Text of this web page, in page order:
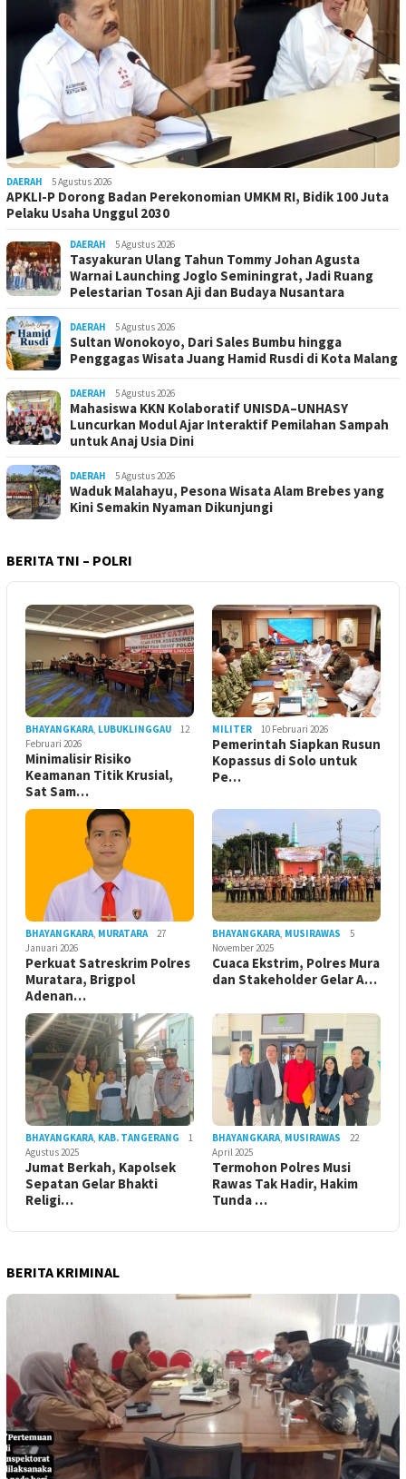
DAERAH 5 Agustus 2026
APKLI-P Dorong Badan Perekonomian UMKM RI, Bidik 100 Juta
Pelaku Usaha Unggul 2030
DAERAH 5 Agustus 2026
Tasyakuran Ulang Tahun Tommy Johan Agusta
Warnai Launching Joglo Seminingrat, Jadi Ruang
Pelestarian Tosan Aji dan Budaya Nusantara
DAERAH 5 Agustus 2026
Sultan Wonokoyo, Dari Sales Bumbu hingga
Penggagas Wisata Juang Hamid Rusdi di Kota Malang
DAERAH 5 Agustus 2026
Mahasiswa KKN Kolaboratif UNISDA–UNHASY
Luncurkan Modul Ajar Interaktif Pemilahan Sampah
untuk Anaj Usia Dini
DAERAH 5 Agustus 2026
Waduk Malahayu, Pesona Wisata Alam Brebes yang
Kini Semakin Nyaman Dikunjungi
BERITA TNI – POLRI
BHAYANGKARA, LUBUKLINGGAU
12
Februari 2026
Minimalisir Risiko
Keamanan Titik Krusial,
Sat Sam…
MILITER 10 Februari 2026
Pemerintah Siapkan Rusun
Kopassus di Solo untuk
Pe…
BHAYANGKARA, MURATARA
27
Januari 2026
Perkuat Satreskrim Polres
Muratara, Brigpol
Adenan…
BHAYANGKARA, MUSIRAWAS
5
November 2025
Cuaca Ekstrim, Polres Mura
dan Stakeholder Gelar A…
BHAYANGKARA, KAB. TANGERANG
1
Agustus 2025
Jumat Berkah, Kapolsek
Sepatan Gelar Bhakti
Religi…
BHAYANGKARA, MUSIRAWAS
22
April 2025
Termohon Polres Musi
Rawas Tak Hadir, Hakim
Tunda …
BERITA KRIMINAL